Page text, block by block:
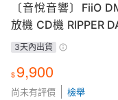
〔音悅音響〕FiiO
放機 CD機 RIPPER
aptX
3天內出貨
9,900
尚未有評價 檢舉